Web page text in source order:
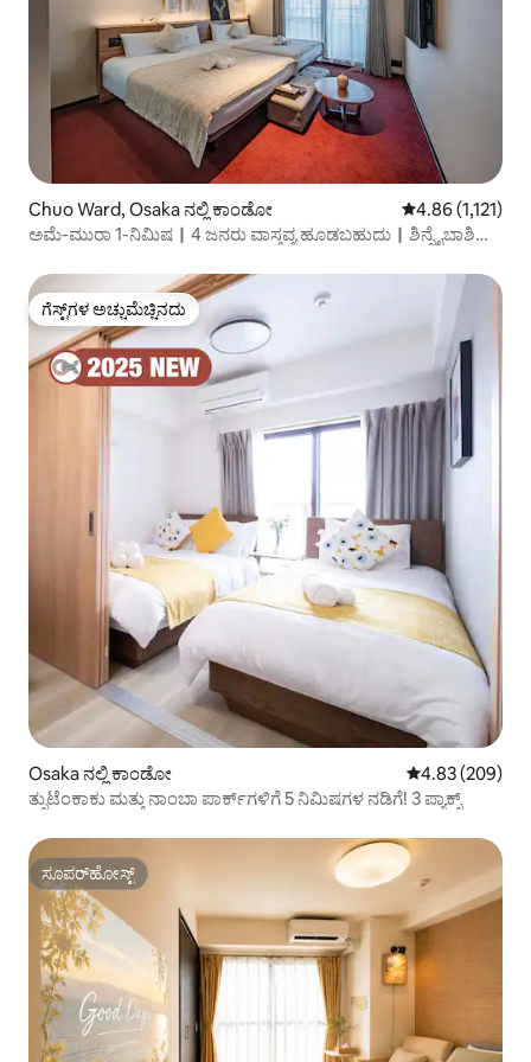
Chuo Ward, Osaka ನಲ್ಲಿ ಕಾಂಡೋ 5 ರಲ್ಲಿ 4.86
4.86 (1,121)
ಅಮೆ-ಮುರಾ 1-ನಿಮಿಷ｜4 ಜನರು ವಾಸ್ತವ್ಯ ಹೂಡಬಹುದು｜ಶಿನ್ಸೈಬಾಶಿ｜
ಗೆಸ್ಟ್‌ಗಳ ಅಚ್ಚುಮೆಚ್ಚಿನದು
ಗೆಸ್ಟ್‌ಗಳ ಅಚ್ಚುಮೆಚ್ಚಿನದು
Osaka ನಲ್ಲಿ ಕಾಂಡೋ 5 ರಲ್ಲಿ 4.83
4.83 (209)
ತ್ಸುಟೆಂಕಾಕು ಮತ್ತು ನಾಂಬಾ ಪಾರ್ಕ್‌ಗಳಿಗೆ 5 ನಿಮಿಷಗಳ ನಡಿಗೆ! 3 ಪ್ಯಾಕ್ಸ್
ಸೂಪರ್‌ಹೋಸ್ಟ್
ಸೂಪರ್‌ಹೋಸ್ಟ್